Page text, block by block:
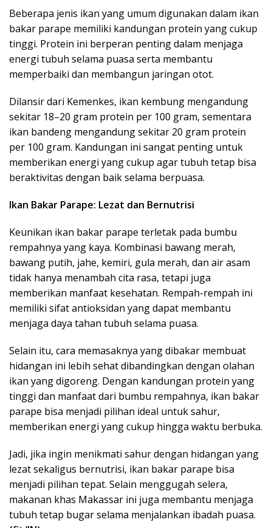
Beberapa jenis ikan yang umum digunakan dalam ikan
bakar parape memiliki kandungan protein yang cukup
tinggi. Protein ini berperan penting dalam menjaga
energi tubuh selama puasa serta membantu
memperbaiki dan membangun jaringan otot.
Dilansir dari Kemenkes, ikan kembung mengandung
sekitar 18–20 gram protein per 100 gram, sementara
ikan bandeng mengandung sekitar 20 gram protein
per 100 gram. Kandungan ini sangat penting untuk
memberikan energi yang cukup agar tubuh tetap bisa
beraktivitas dengan baik selama berpuasa.
Ikan Bakar Parape: Lezat dan Bernutrisi
Keunikan ikan bakar parape terletak pada bumbu
rempahnya yang kaya. Kombinasi bawang merah,
bawang putih, jahe, kemiri, gula merah, dan air asam
tidak hanya menambah cita rasa, tetapi juga
memberikan manfaat kesehatan. Rempah-rempah ini
memiliki sifat antioksidan yang dapat membantu
menjaga daya tahan tubuh selama puasa.
Selain itu, cara memasaknya yang dibakar membuat
hidangan ini lebih sehat dibandingkan dengan olahan
ikan yang digoreng. Dengan kandungan protein yang
tinggi dan manfaat dari bumbu rempahnya, ikan bakar
parape bisa menjadi pilihan ideal untuk sahur,
memberikan energi yang cukup hingga waktu berbuka.
Jadi, jika ingin menikmati sahur dengan hidangan yang
lezat sekaligus bernutrisi, ikan bakar parape bisa
menjadi pilihan tepat. Selain menggugah selera,
makanan khas Makassar ini juga membantu menjaga
tubuh tetap bugar selama menjalankan ibadah puasa.